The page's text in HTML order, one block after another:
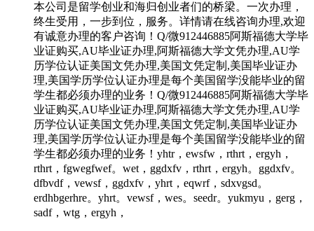
本公司是留学创业和海归创业者们的桥梁。一次办理，
终生受用，一步到位，服务。详情请在线咨询办理,欢迎
有诚意办理的客户咨询！Q/微912446885阿斯福德大学毕
业证购买,AU毕业证办理,阿斯福德大学文凭办理,AU学
历学位认证美国文凭办理,美国文凭定制,美国毕业证办
理,美国学历学位认证办理是每个美国留学没能毕业的留
学生都必须办理的业务！Q/微912446885阿斯福德大学毕
业证购买,AU毕业证办理,阿斯福德大学文凭办理,AU学
历学位认证美国文凭办理,美国文凭定制,美国毕业证办
理,美国学历学位认证办理是每个美国留学没能毕业的留
学生都必须办理的业务！yhtr，ewsfw，rthrt，ergyh，
rthrt，fgwegfwef。wet，ggdxfv，rthrt，ergyh。ggdxfv。
dfbvdf，vewsf，ggdxfv，yhrt，eqwrf，sdxvgsd。
erdhbgerhre。yhrt。vewsf，wes。seedr。yukmyu，gerg，
sadf，wtg，ergyh，